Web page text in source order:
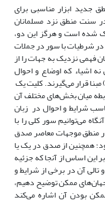
جدید ابزار مناسبی برای
منطق نزد مسلمانان
‌شده است و هرگز این دو،
شرطیات با سور در جملات
فهمی نزدیک به جهات را از
اشیاء که اوضاع و احوال
قرار می‌گیرند. کلیت یک
میان بخش‌های مختلف آن
شرایط و احوال در زبان
می‌توانیم سور کلی را با
منطق موجهات معاصر صدق
همچنین از صدق در یک یا
اساس از آنجا که جزئیه
آن در برخی از شرایط و
جهان‌های ممکن توضیح دهیم،
بودن آن اشاره می‌کند